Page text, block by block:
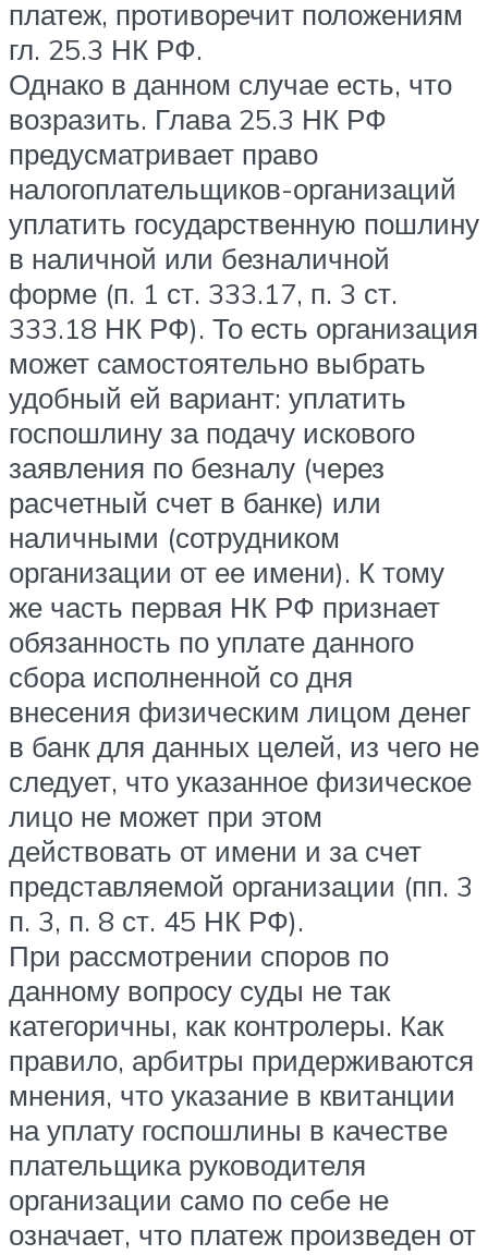
платеж, противоречит положениям
гл. 25.3 НК РФ.
Однако в данном случае есть, что
возразить. Глава 25.3 НК РФ
предусматривает право
налогоплательщиков-организаций
уплатить государственную пошлину
в наличной или безналичной
форме (п. 1 ст. 333.17, п. 3 ст.
333.18 НК РФ). То есть организация
может самостоятельно выбрать
удобный ей вариант: уплатить
госпошлину за подачу искового
заявления по безналу (через
расчетный счет в банке) или
наличными (сотрудником
организации от ее имени). К тому
же часть первая НК РФ признает
обязанность по уплате данного
сбора исполненной со дня
внесения физическим лицом денег
в банк для данных целей, из чего не
следует, что указанное физическое
лицо не может при этом
действовать от имени и за счет
представляемой организации (пп. 3
п. 3, п. 8 ст. 45 НК РФ).
При рассмотрении споров по
данному вопросу суды не так
категоричны, как контролеры. Как
правило, арбитры придерживаются
мнения, что указание в квитанции
на уплату госпошлины в качестве
плательщика руководителя
организации само по себе не
означает, что платеж произведен от